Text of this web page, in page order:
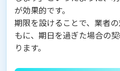
が効果的です。
期限を設けることで、業者
もに、期日を過ぎた場合の
ります。